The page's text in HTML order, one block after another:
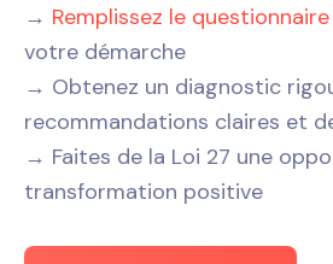
→ Remplissez le questionnaire
votre démarche
→ Obtenez un diagnostic
recommandations claires et
→ Faites de la Loi 27 une
transformation positive